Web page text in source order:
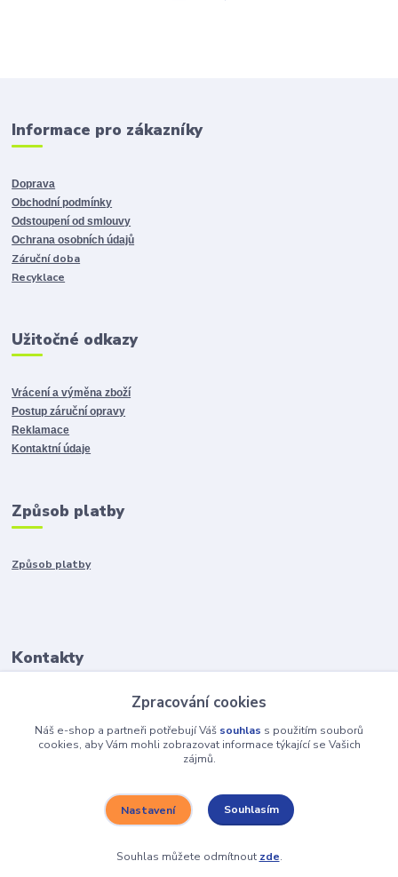
Informace pro zákazníky
Doprava
Obchodní podmínky
Odstoupení od smlouvy
Ochrana osobních údajů
Záruční doba
Recyklace
Užitočné odkazy
Vrácení a výměna zboží
Postup záruční opravy
Reklamace
Kontaktní údaje
Způsob platby
Způsob platby
Kontakty
Po-Pia 8:00-15:00
Vytvořeno na Eshop-rychle.cz
Zpracování cookies
Náš e-shop a partneři potřebují Váš souhlas s použitím souborů
cookies, aby Vám mohli zobrazovat informace týkající se Vašich
zájmů.
Nastavení Souhlasím
Souhlas můžete odmítnout zde.